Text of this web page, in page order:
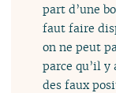
part d’une
faut faire
on ne peut
parce qu’il y
des faux